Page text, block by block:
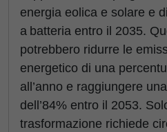
energia eolica e solare e
a batteria entro il 2035.
potrebbero ridurre le
energetico di una
all’anno e raggiungere
dell’84% entro il 2053.
trasformazione richiede